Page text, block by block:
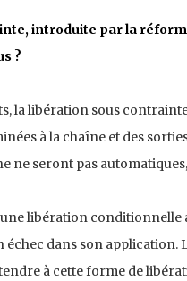
introduite par la
?
la libération sous
à la chaîne et des
ne seront pas
libération
échec dans son
à cette forme de